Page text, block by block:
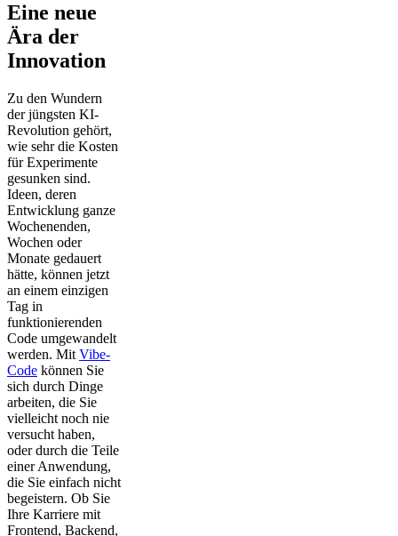
Eine neue
Ära der
Innovation
Zu den Wundern
der jüngsten KI-
Revolution gehört,
wie sehr die Kosten
für Experimente
gesunken sind.
Ideen, deren
Entwicklung ganze
Wochenenden,
Wochen oder
Monate gedauert
hätte, können jetzt
an einem einzigen
Tag in
funktionierenden
Code umgewandelt
werden. Mit Vibe-
Code können Sie
sich durch Dinge
arbeiten, die Sie
vielleicht noch nie
versucht haben,
oder durch die Teile
einer Anwendung,
die Sie einfach nicht
begeistern. Ob Sie
Ihre Karriere mit
Frontend, Backend,